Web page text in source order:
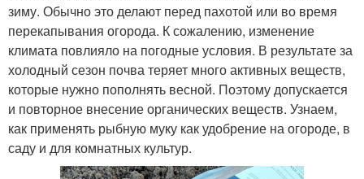
зиму. Обычно это делают перед пахотой или во время
перекапывания огорода. К сожалению, изменение
климата повлияло на погодные условия. В результате за
холодный сезон почва теряет много активных веществ,
которые нужно пополнять весной. Поэтому допускается
и повторное внесение органических веществ. Узнаем,
как применять рыбную муку как удобрение на огороде, в
саду и для комнатных культур.